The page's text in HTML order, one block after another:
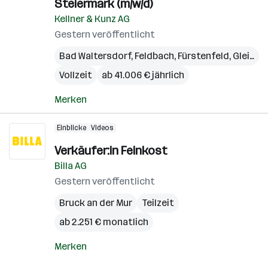
Steiermark (m/w/d)
Kellner & Kunz AG
Gestern veröffentlicht
Bad Waltersdorf, Feldbach, Fürstenfeld, Gleisdorf
Vollzeit
ab 41.006 € jährlich
Merken
Einblicke Videos
Verkäufer:in Feinkost
Billa AG
Gestern veröffentlicht
Bruck an der Mur
Teilzeit
ab 2.251 € monatlich
Merken